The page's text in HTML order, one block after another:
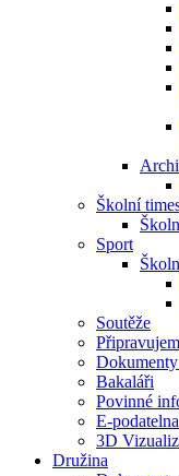
Školní
Sport
Soutěže
Bakaláři
Povinné
E-podatelna
3D
Družina